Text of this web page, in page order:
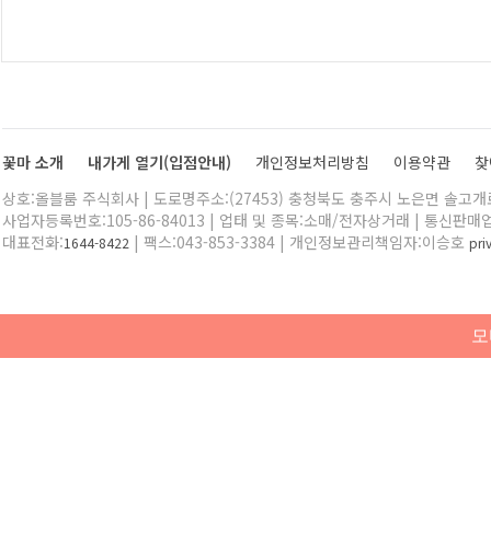
꽃마 소개 내가게 열기(입점안내) 개인정보처리방침 이용약관
상호:올블룸 주식회사 | 도로명주소:(27453) 충청북도 충주시 노은면 솔고
사업자등록번호:105-86-84013 | 업태 및 종목:소매/전자상거래 | 통신판매
대표전화:1644-8422 | 팩스:043-853-3384 | 개인정보관리책임자:이승호